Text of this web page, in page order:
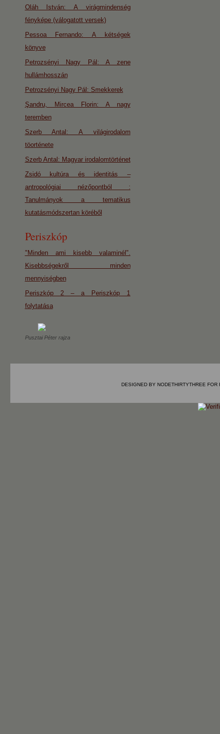
Oláh István: A virágmindenség
fényképe (válogatott versek)
Pessoa Fernando: A kétségek
könyve
Petrozsényi Nagy Pál: A zene
hullámhosszán
Petrozsényi Nagy Pál: Smekkerek
Şandru, Mircea Florin: A nagy
teremben
Szerb Antal: A világirodalom
töorténete
Szerb Antal: Magyar irodalomtörténet
Zsidó kultúra és identitás –
antropológiai nézőpontból :
Tanulmányok a tematikus
kutatásmódszertan köréből
Periszkóp
"Minden ami kisebb valaminél".
Kisebbségekről minden
mennyiségben
Periszkóp 2 – a Periszkóp 1
folytatása
Pusztai Péter rajza
DESIGNED BY NODETHIRTYTHREE FOR